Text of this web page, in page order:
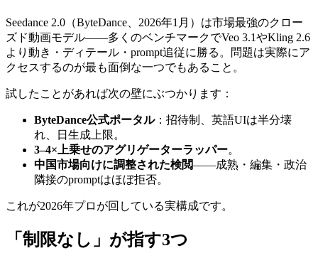
Seedance 2.0（ByteDance、2026年1月）は市場最強のクロー
ズド動画モデル——多くのベンチマークでVeo 3.1やKling 2.6
より動き・ディテール・prompt追従に勝る。問題は実際にア
クセスするのが最も面倒な一つでもあること。
試したことがあれば次の壁にぶつかります：
ByteDance公式ポータル：招待制、英語UIは半分壊
れ、日生成上限。
3–4×上乗せのアグリゲーターラッパー。
中国市場向けに調整された検閲——成熟・編集・政治
隣接のpromptはほぼ拒否。
これが2026年プロが回している実構成です。
「制限なし」が指す3つ